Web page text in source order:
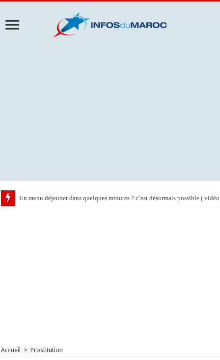
Un menu déjeuner dans quelques minutes ? c’est désormais possible (
Accueil > Prostitution